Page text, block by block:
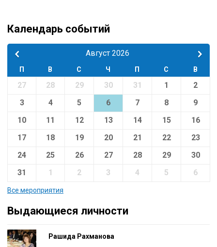
Календарь событий
Август 2026
П В С Ч П С В
27 28 29 30 31 1
2
3
4 5 6 7 8
9
10
11 12 13 14 15
16
17
18 19 20 21 22
23
24
25 26 27 28 29
30
31
1 2 3 4 5 6
Все мероприятия
Выдающиеся личности
Рашида Рахманова